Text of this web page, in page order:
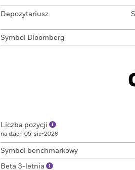
Depozytariusz
Symbol Bloomberg
Liczba pozycji
na dzień 05-sie-2026
Symbol benchmarkowy
Beta 3-letnia